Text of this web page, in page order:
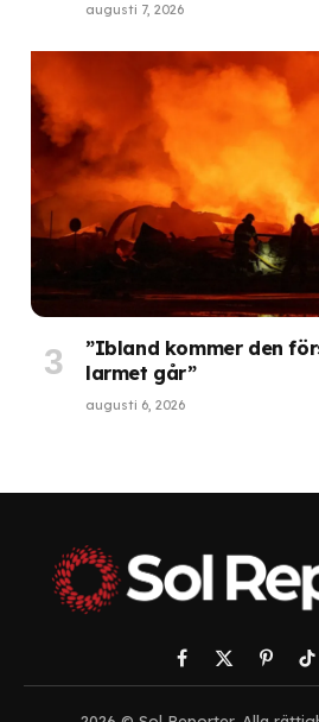
augusti 7, 2026
”Ibland kommer den
larmet går”
augusti 6, 2026
Facebook
X
(Twitter)